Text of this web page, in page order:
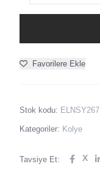
Favorilere Ekle
Stok kodu: ELNSY267
Kategoriler: Kolye
Tavsiye Et: X